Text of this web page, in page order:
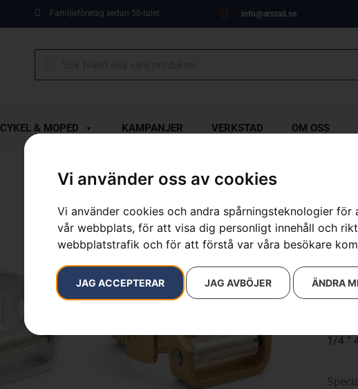
Vi använder oss av cookies
Vi använder cookies och andra spårningsteknologier
vår webbplats, för att visa dig personligt innehåll och
webbplatstrafik och för att förstå var våra besökare
JAG ACCEPTERAR JAG AVBÖJER ÄNDRA
Familjeföretag sedan 50-talet info@arstad.se
CYKEL & MOPED KAMPANJER VERKSTAD OM OSS
1/4 ”